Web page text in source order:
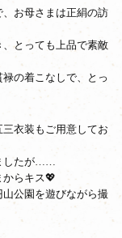
お母さまは正絹の訪
とっても上品で素敵
の着こなしで、とっ
衣装もご用意してお
したが……
らキス💖
公園を遊びながら撮